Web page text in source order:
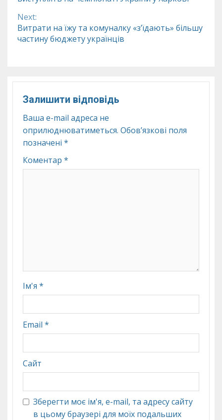
Reading
Next:
Витрати на їжу та комуналку «з’їдають» більшу
частину бюджету українців
Залишити відповідь
Ваша e-mail адреса не
оприлюднюватиметься. Обов’язкові поля
позначені *
Коментар *
Ім'я *
Email *
Сайт
Зберегти моє ім'я, e-mail, та адресу сайту
в цьому браузері для моїх подальших